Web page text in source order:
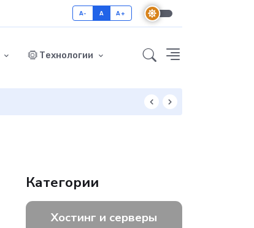
A- A A+
Технологии
Категории
Хостинг и серверы